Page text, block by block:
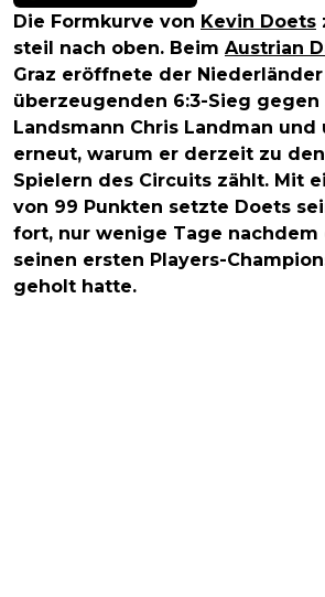
Die Formkurve von Kevin Doets
steil nach oben. Beim Austrian
Graz eröffnete der
überzeugenden 6:3-Sieg gegen
Landsmann Chris Landman
erneut, warum er derzeit zu
Spielern des Circuits zählt. Mit
von 99 Punkten setzte Doets
fort, nur wenige Tage nachdem
seinen ersten Players-
geholt hatte.